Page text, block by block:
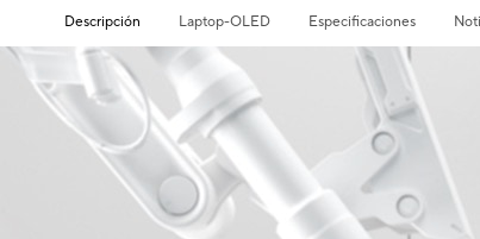
Descripción Laptop-OLED Especificaciones